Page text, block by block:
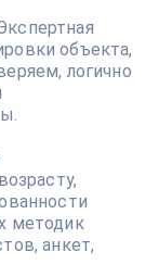
объекта,
логично
методик
анкет,